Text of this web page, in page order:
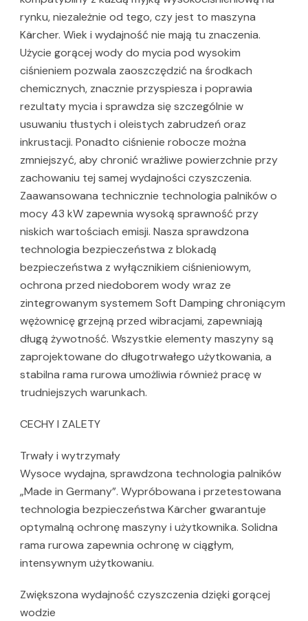
rynku, niezależnie od tego, czy jest to maszyna
Kärcher. Wiek i wydajność nie mają tu znaczenia.
Użycie gorącej wody do mycia pod wysokim
ciśnieniem pozwala zaoszczędzić na środkach
chemicznych, znacznie przyspiesza i poprawia
rezultaty mycia i sprawdza się szczególnie w
usuwaniu tłustych i oleistych zabrudzeń oraz
inkrustacji. Ponadto ciśnienie robocze można
zmniejszyć, aby chronić wrażliwe powierzchnie przy
zachowaniu tej samej wydajności czyszczenia.
Zaawansowana technicznie technologia palników o
mocy 43 kW zapewnia wysoką sprawność przy
niskich wartościach emisji. Nasza sprawdzona
technologia bezpieczeństwa z blokadą
bezpieczeństwa z wyłącznikiem ciśnieniowym,
ochrona przed niedoborem wody wraz ze
zintegrowanym systemem Soft Damping chroniącym
wężownicę grzejną przed wibracjami, zapewniają
długą żywotność. Wszystkie elementy maszyny są
zaprojektowane do długotrwałego użytkowania, a
stabilna rama rurowa umożliwia również pracę w
trudniejszych warunkach.
CECHY I ZALETY
Trwały i wytrzymały
Wysoce wydajna, sprawdzona technologia palników
„Made in Germany”. Wypróbowana i przetestowana
technologia bezpieczeństwa Kärcher gwarantuje
optymalną ochronę maszyny i użytkownika. Solidna
rama rurowa zapewnia ochronę w ciągłym,
intensywnym użytkowaniu.
Zwiększona wydajność czyszczenia dzięki gorącej
wodzie